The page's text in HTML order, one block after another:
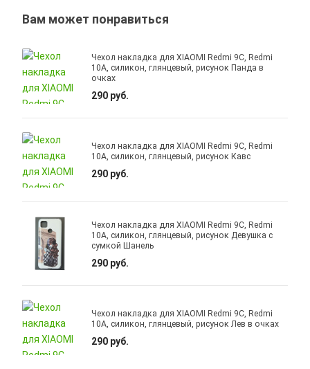
Вам может понравиться
Чехол накладка для XIAOMI Redmi 9C, Redmi
10A, силикон, глянцевый, рисунок Панда в
очках
290 руб.
Чехол накладка для XIAOMI Redmi 9C, Redmi
10A, силикон, глянцевый, рисунок Кавс
290 руб.
Чехол накладка для XIAOMI Redmi 9C, Redmi
10A, силикон, глянцевый, рисунок Девушка с
сумкой Шанель
290 руб.
Чехол накладка для XIAOMI Redmi 9C, Redmi
10A, силикон, глянцевый, рисунок Лев в очках
290 руб.